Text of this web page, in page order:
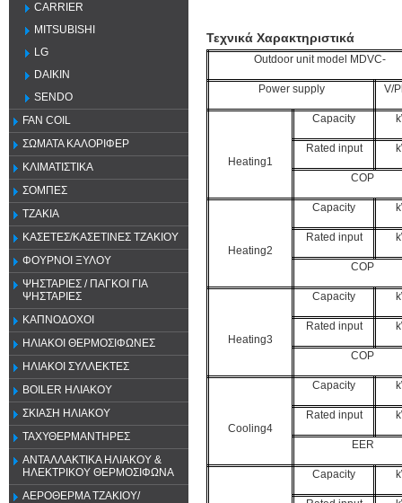
CARRIER
MITSUBISHI
LG
DAIKIN
SENDO
FAN COIL
ΣΩΜΑΤΑ ΚΑΛΟΡΙΦΕΡ
ΚΛΙΜΑΤΙΣΤΙΚΑ
ΣΟΜΠΕΣ
ΤΖΑΚΙΑ
ΚΑΣΕΤΕΣ/ΚΑΣΕΤΙΝΕΣ ΤΖΑΚΙΟΥ
ΦΟΥΡΝΟΙ ΞΥΛΟΥ
ΨΗΣΤΑΡΙΕΣ / ΠΑΓΚΟΙ ΓΙΑ
ΨΗΣΤΑΡΙΕΣ
ΚΑΠΝΟΔΟΧΟΙ
ΗΛΙΑΚΟΙ ΘΕΡΜΟΣΙΦΩΝΕΣ
ΗΛΙΑΚΟΙ ΣΥΛΛΕΚΤΕΣ
BOILER ΗΛΙΑΚΟΥ
ΣΚΙΑΣΗ ΗΛΙΑΚΟΥ
ΤΑΧΥΘΕΡΜΑΝΤΗΡΕΣ
ΑΝΤΑΛΛΑΚΤΙΚΑ ΗΛΙΑΚΟΥ &
ΗΛΕΚΤΡΙΚΟΥ ΘΕΡΜΟΣΙΦΩΝΑ
ΑΕΡΟΘΕΡΜΑ ΤΖΑΚΙΟΥ/
Τεχνικά Χαρακτηριστικά
Outdoor unit model MDVC-
Power supply V/
Heating1
Capacity
Rated input
COP
Heating2
Capacity
Rated input
COP
Heating3
Capacity
Rated input
COP
Cooling4
Capacity
Rated input
EER
Capacity